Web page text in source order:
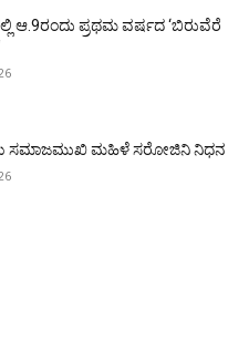
ಆ.9ರಂದು ಪ್ರಥಮ ವರ್ಷದ ‘ಬಿರುವೆರೆ
ಮಹಿಳೆ ಸರೋಜಿನಿ ನಿಧನ